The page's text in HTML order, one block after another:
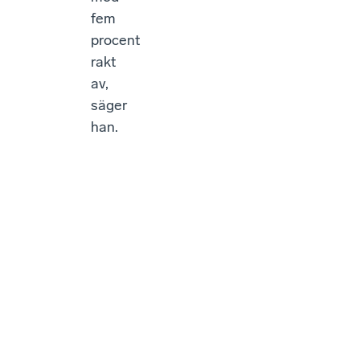
fem
procent
rakt
av,
säger
han.